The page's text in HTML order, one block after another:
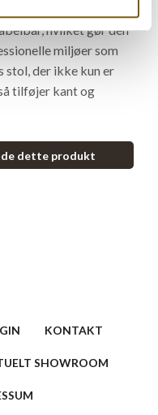
hvilket gør den
miljøer som
stol, der ikke kun er
tilføjer kant og
dette produkt
KONTAKT
SHOWROOM